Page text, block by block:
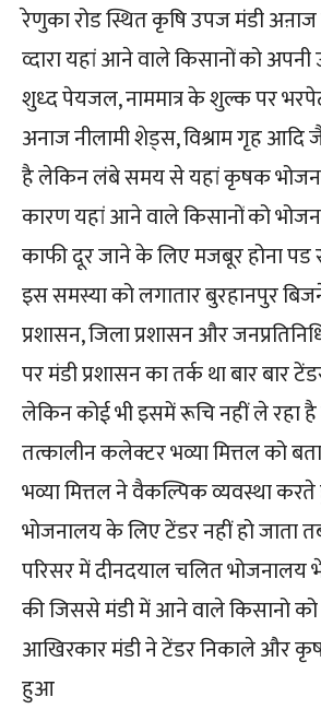
रेणुका रोड स्थित कृषि उपज मंडी अऩाज
व्दारा यहां आने वाले किसानों को
शुध्द पेयजल, नाममात्र के शुल्क पर
अनाज नीलामी शेड्स, विश्राम गृह आदि
है लेकिन लंबे समय से यहां कृषक
कारण यहां आने वाले किसानों को
काफी दूर जाने के लिए मजबूर होना पड
इस समस्या को लगातार बुरहानपुर
प्रशासन, जिला प्रशासन और
पर मंडी प्रशासन का तर्क था बार बार
लेकिन कोई भी इसमें रूचि नहीं ले रहा
तत्कालीन कलेक्टर भव्या मित्तल को
भव्या मित्तल ने वैकल्पिक व्यवस्था
भोजनालय के लिए टेंडर नहीं हो जाता
परिसर में दीनदयाल चलित भोजनालय
की जिससे मंडी में आने वाले किसानो को
आखिरकार मंडी ने टेंडर निकाले और
हुआ